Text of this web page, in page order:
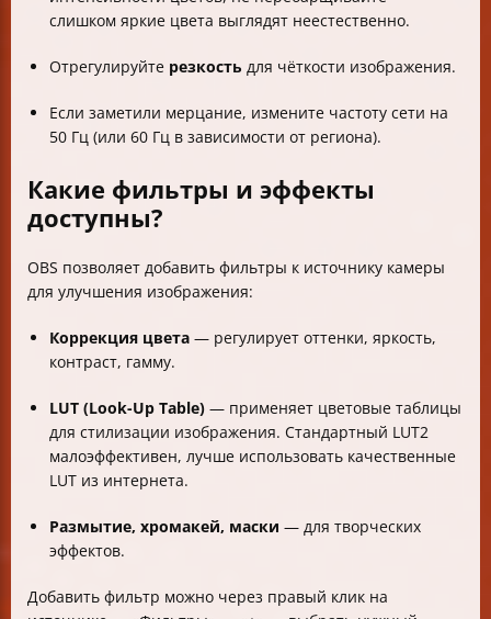
слишком яркие цвета выглядят неестественно.
Отрегулируйте резкость для чёткости изображения.
Если заметили мерцание, измените частоту сети на
50 Гц (или 60 Гц в зависимости от региона).
Какие фильтры и эффекты
доступны?
OBS позволяет добавить фильтры к источнику камеры
для улучшения изображения:
Коррекция цвета — регулирует оттенки, яркость,
контраст, гамму.
LUT (Look-Up Table) — применяет цветовые таблицы
для стилизации изображения. Стандартный LUT2
малоэффективен, лучше использовать качественные
LUT из интернета.
Размытие, хромакей, маски — для творческих
эффектов.
Добавить фильтр можно через правый клик на